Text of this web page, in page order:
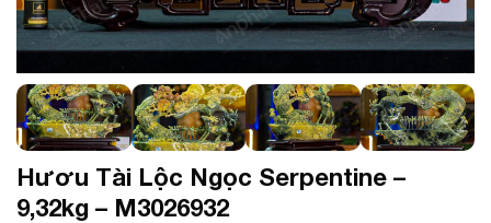
Hươu Tài Lộc Ngọc Serpentine –
9,32kg – M3026932